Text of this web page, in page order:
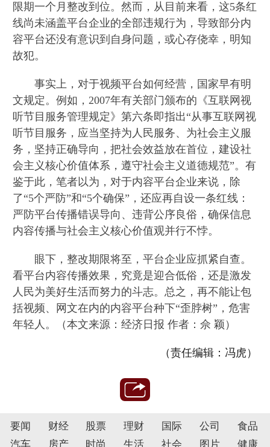
限期一个月整改到位。然而，从目前来看，这5条红
线尚未涵盖平台企业的全部违规行为，导致部分内
容平台还没有意识到自身问题，或心存侥幸，明知
故犯。
事实上，对于视频平台如何经营，国家早有明
文规定。例如，2007年有关部门颁布的《互联网视
听节目服务管理规定》第六条即指出“从事互联网视
听节目服务，应当坚持为人民服务、为社会主义服
务，坚持正确导向，把社会效益放在首位，建设社
会主义核心价值体系，遵守社会主义道德规范”。有
鉴于此，笔者以为，对于内容平台企业来说，除
了“5个严防”和“5个确保”，还应再自设一条红线：
严防平台传播错误导向、违背公序良俗，确保信息
内容传播与社会主义核心价值观并行不悖。
眼下，整改期限将至，平台企业应抓紧自查。
看平台内容传播效果，究竟是迎合低俗，还是激发
人民为美好生活而努力的斗志。总之，再不能让包
括视频、网文在内的内容平台种下“歪脖树”，危害
年轻人。（本文来源：经济日报 作者：佘 颖）
（责任编辑：冯虎）
要闻 财经 股票 理财 国际 公司
食品
汽车
房产 时尚 生活 社会 图片 健康